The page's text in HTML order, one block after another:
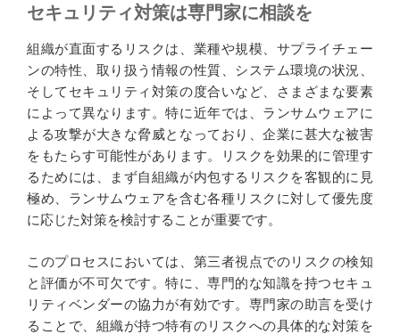
セキュリティ対策は専門家に相談を
組織が直面するリスクは、業種や規模、サプライチェー
ンの特性、取り扱う情報の性質、システム環境の状況、
そしてセキュリティ対策の度合いなど、さまざまな要素
によって異なります。特に近年では、ランサムウェアに
よる攻撃が大きな脅威となっており、企業に甚大な被害
をもたらす可能性があります。リスクを効果的に管理す
るためには、まず自組織が内包するリスクを客観的に見
極め、ランサムウェアを含む各種リスクに対して優先度
に応じた対策を検討することが重要です。
このプロセスにおいては、第三者視点でのリスクの検知
と評価が不可欠です。特に、専門的な知識を持つセキュ
リティベンダーの協力が有効です。専門家の助言を受け
ることで、組織が持つ特有のリスクへの具体的な対策を